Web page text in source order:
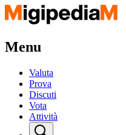
Menu
Valuta
Prova
Discuti
Vota
Attività